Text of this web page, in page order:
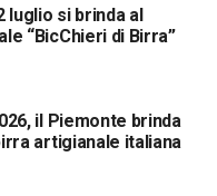
luglio si brinda al
“BicChieri di Birra”
il Piemonte brinda
artigianale italiana